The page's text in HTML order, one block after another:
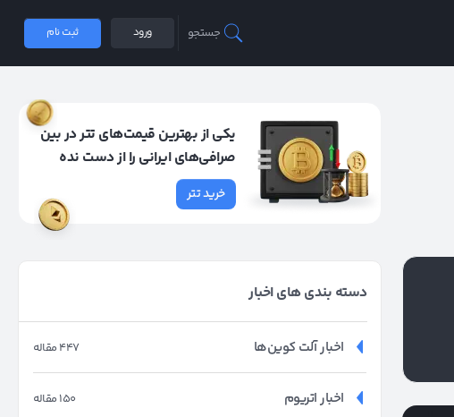
جستجو ورود ثبت نام
یکی از بهترین قیمت‌های تتر در بین
صرافی‌های ایرانی را از دست نده
خرید تتر
دسته بندی های اخبار
447 مقاله اخبار آلت کوین‌ها
150 مقاله اخبار اتریوم